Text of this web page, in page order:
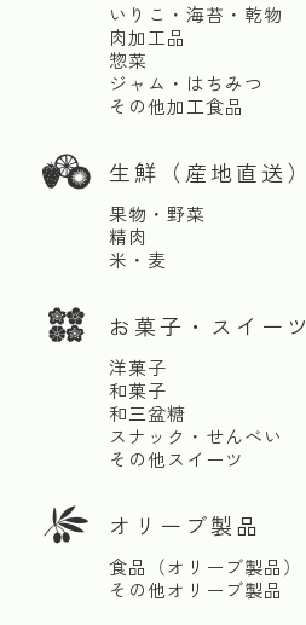
いりこ・海苔・乾物
肉加工品
惣菜
ジャム・はちみつ
その他加工食品
生鮮（産地直送）
果物・野菜
精肉
米・麦
お菓子・スイーツ
洋菓子
和菓子
和三盆糖
スナック・せんべい
その他スイーツ
オリーブ製品
食品（オリーブ製品）
その他オリーブ製品